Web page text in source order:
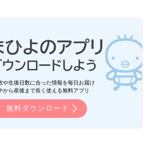
や生後日数に合った情報を毎日お届け
から産後まで長く使える無料アプリ
無料ダウンロード